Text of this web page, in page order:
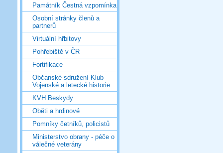
Památník Čestná vzpomínka
Osobní stránky členů a
partnerů
Virtuální hřbitovy
Pohřebiště v ČR
Fortifikace
Občanské sdružení Klub
Vojenské a letecké historie
KVH Beskydy
Oběti a hrdinové
Pomníky četníků, policistů
Ministerstvo obrany - péče o
válečné veterány